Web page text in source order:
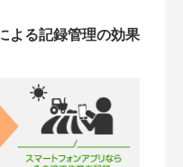
よる記録管理の効果